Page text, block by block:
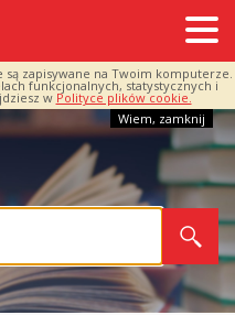
zapisywane na Twoim komputerze.
funkcjonalnych, statystycznych i
w Polityce plików cookie.
Wiem, zamknij